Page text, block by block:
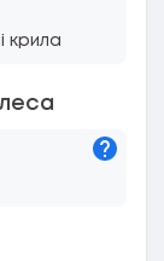
крила